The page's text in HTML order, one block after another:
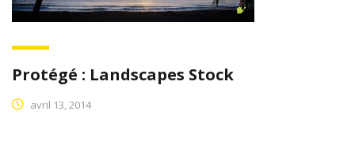
Protégé : Landscapes Stock
avril 13, 2014